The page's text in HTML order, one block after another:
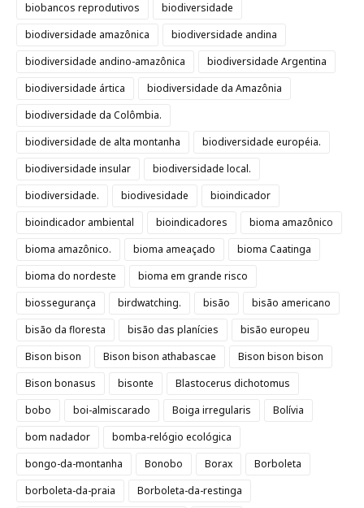
biobancos reprodutivos
biodiversidade
biodiversidade amazônica
biodiversidade andina
biodiversidade andino-amazônica
biodiversidade Argentina
biodiversidade ártica
biodiversidade da Amazônia
biodiversidade da Colômbia.
biodiversidade de alta montanha
biodiversidade européia.
biodiversidade insular
biodiversidade local.
biodiversidade.
biodivesidade
bioindicador
bioindicador ambiental
bioindicadores
bioma amazônico
bioma amazônico.
bioma ameaçado
bioma Caatinga
bioma do nordeste
bioma em grande risco
biossegurança
birdwatching. bisão
bisão americano
bisão da floresta
bisão das planícies
bisão europeu
Bison bison
Bison bison athabascae
Bison bison bison
Bison bonasus
bisonte
Blastocerus dichotomus
bobo
boi-almiscarado Boiga irregularis
Bolívia
bom nadador
bomba-relógio ecológica
bongo-da-montanha
Bonobo Borax
Borboleta
borboleta-da-praia
Borboleta-da-restinga